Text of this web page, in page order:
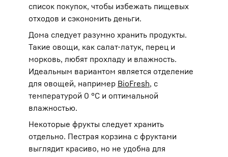
список покупок, чтобы избежать пищевых
отходов и сэкономить деньги.
Дома следует разумно хранить продукты.
Такие овощи, как салат-латук, перец и
морковь, любят прохладу и влажность.
Идеальным вариантом является отделение
для овощей, например BioFresh, с
температурой 0 °C и оптимальной
влажностью.
Некоторые фрукты следует хранить
отдельно. Пестрая корзина с фруктами
выглядит красиво, но не удобна для